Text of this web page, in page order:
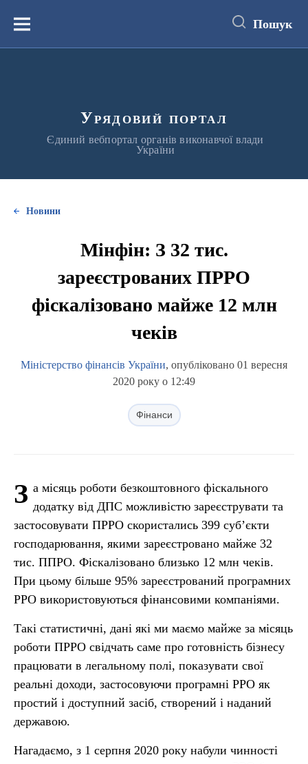
вмістуМеню Пошук
Урядовий портал
Єдиний вебпортал органів виконавчої влади
України
Новини
Мінфін: З 32 тис.
зареєстрованих ПРРО
фіскалізовано майже 12 млн
чеків
Міністерство фінансів України, опубліковано 01 вересня
2020 року о 12:49
Фінанси
З а місяць роботи безкоштовного фіскального
додатку від ДПС можливістю зареєструвати та
застосовувати ПРРО скористались 399 суб’єкти
господарювання, якими зареєстровано майже 32
тис. ППРО. Фіскалізовано близько 12 млн чеків.
При цьому більше 95% зареєстрований програмних
РРО використовуються фінансовими компаніями.
Такі статистичні, дані які ми маємо майже за місяць
роботи ПРРО свідчать саме про готовність бізнесу
працювати в легальному полі, показувати свої
реальні доходи, застосовуючи програмні РРО як
простий і доступний засіб, створений і наданий
державою.
Нагадаємо, з 1 серпня 2020 року набули чинності